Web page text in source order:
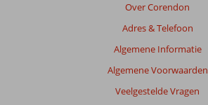
Over Corendon
Adres & Telefoon
Algemene Informatie
Algemene Voorwaarden
Veelgestelde Vragen